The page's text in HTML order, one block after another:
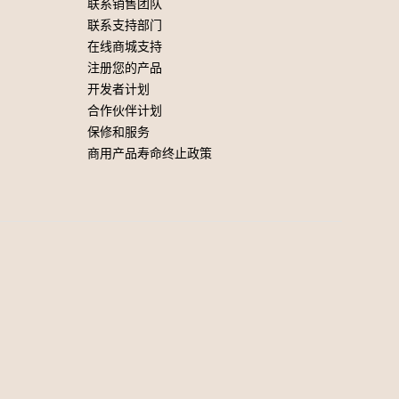
联系销售团队
联系支持部门
在线商城支持
注册您的产品
开发者计划
合作伙伴计划
保修和服务
商用产品寿命终止政策